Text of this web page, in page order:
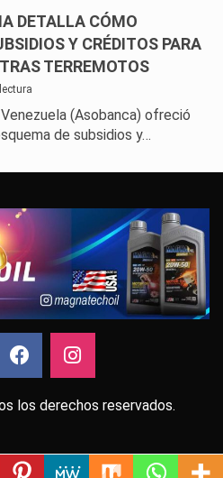
DETALLA CÓMO
Y CRÉDITOS PARA
TERREMOTOS
(Asobanca) ofreció
de subsidios y…
los derechos reservados.